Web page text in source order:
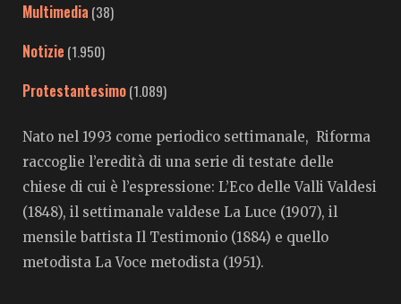
Multimedia (38)
Notizie (1.950)
Protestantesimo(1.089)
Nato nel 1993 come periodico settimanale, Riforma
raccoglie l’eredità di una serie di testate delle
chiese di cui è l’espressione: L’Eco delle Valli Valdesi
(1848), il settimanale valdese La Luce (1907), il
mensile battista Il Testimonio (1884) e quello
metodista La Voce metodista (1951).